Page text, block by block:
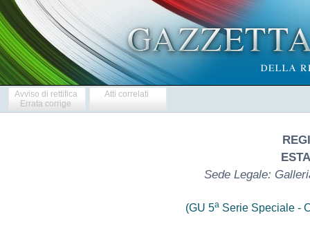
Avviso di rettifica
Errata corrige
Atti correlati
Sede Legale:
(GU 5a Serie Speciale -